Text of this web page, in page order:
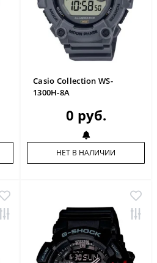
Casio Collection WS-
1300H-8A
0 руб.
НЕТ В НАЛИЧИИ